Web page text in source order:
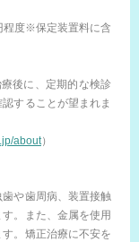
程度※保定装置料に含
後に、定期的な検診
することが望まれま
about）
や歯周病、装置接触
。また、金属を使用
。矯正治療に不安を